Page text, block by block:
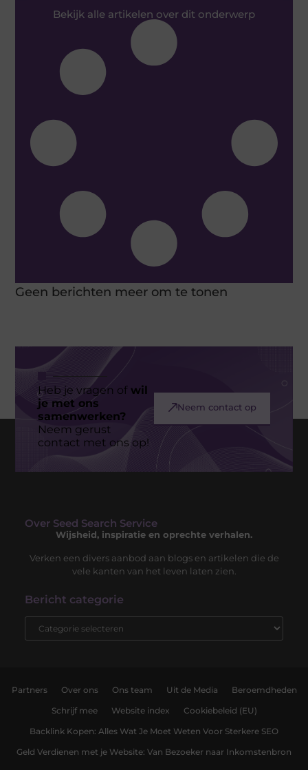
Bekijk alle artikelen over dit onderwerp
Geen berichten meer om te tonen
Heb je vragen ofwil
je met ons
samenwerken?
Neem gerust
contact met ons op!
Neem contact op
Over Seed Search Service
Wijsheid, inspiratie en oprechte verhalen.
Verken een divers aanbod aan blogs en artikelen die de
vele kanten van het leven laten zien.
Bericht categorie
Partners Over ons Ons team Uit de Media Beroemdheden
Schrijf mee Website index Cookiebeleid (EU)
Backlink Kopen: Alles Wat Je Moet Weten Voor Sterkere SEO
Geld Verdienen met je Website: Van Bezoeker naar Inkomstenbron